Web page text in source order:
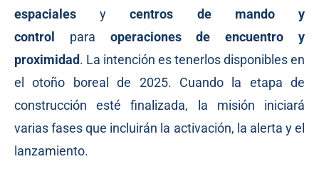
espaciales ycentros de mando y
control
para operaciones de encuentro y
proximidad. La intención es tenerlos disponibles en
el otoño boreal de 2025. Cuando la etapa de
construcción esté finalizada, la misión iniciará
varias fases que incluirán la activación, la alerta y el
lanzamiento.